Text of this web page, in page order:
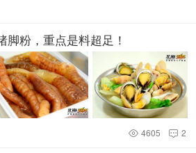
粉，重点是料超足！
 2
 4605